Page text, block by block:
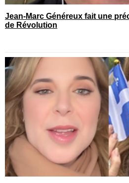
Jean-Marc Généreux fait une
de Révolution